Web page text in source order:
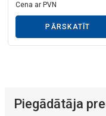
Cena ar PVN
PĀRSKATĪT
Piegādātāja